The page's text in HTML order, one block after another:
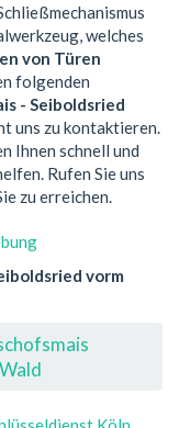
welches
von Türen
folgenden
- Seiboldsried
uns zu kontaktieren.
Ihnen schnell und
Rufen Sie uns
zu erreichen.
vorm